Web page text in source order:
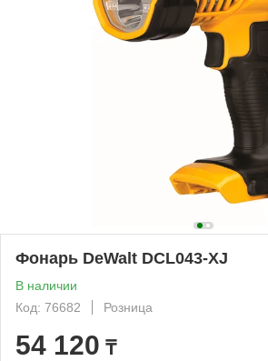
Фонарь DeWalt DCL043-XJ
В наличии
Код: 76682
Розница
54 120 ₸